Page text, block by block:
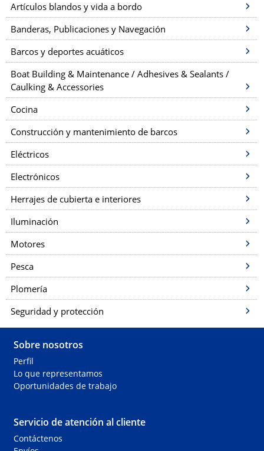
Artículos blandos y vida a bordo
Banderas, Publicaciones y Navegación
Barcos y deportes acuáticos
Boat Building & Maintenance / Adhesives & Sealants /
Caulking & Accessories
Cocina
Construcción y mantenimiento de barcos
Eléctricos
Electrónicos
Herrajes de cubierta e interiores
Iluminación
Motores
Pesca
Plomería
Seguridad y protección
Sobre nosotros
Perfil
Lo que representamos
Oportunidades de trabajo
Servicio de atención al cliente
Contáctenos